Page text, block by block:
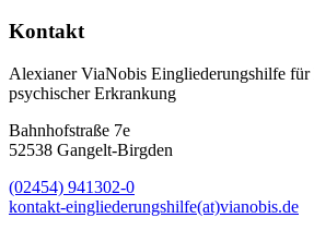
Kontakt
Alexianer ViaNobis Eingliederungshilfe für
psychischer Erkrankung
Bahnhofstraße 7e
52538 Gangelt-Birgden
(02454) 941302-0
kontakt-eingliederungshilfe(at)vianobis.de